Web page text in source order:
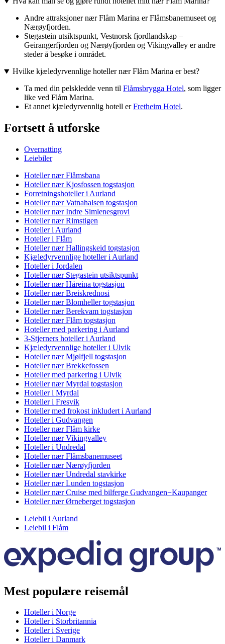
Andre attraksjoner nær Flåm Marina er Flåmsbanemuseet og
Nærøyfjorden.
Stegastein utsiktspunkt, Vestnorsk fjordlandskap –
Geirangerfjorden og Nærøyfjorden og Vikingvalley er andre
steder å besøke i området.
Hvilke kjæledyrvennlige hoteller nær Flåm Marina er best?
Ta med din pelskledde venn til Flåmsbrygga Hotel, som ligger
like ved Flåm Marina.
Et annet kjæledyrvennlig hotell erFretheim Hotel.
Fortsett å utforske
Overnatting
Leiebiler
Hoteller nær Flåmsbana
Hoteller nær Kjosfossen togstasjon
Forretningshoteller i Aurland
Hoteller nær Vatnahalsen togstasjon
Hoteller nær Indre Simlenesgrovi
Hoteller nær Rimstigen
Hoteller i Aurland
Hoteller i Flåm
Hoteller nær Hallingskeid togstasjon
Kjæledyrvennlige hoteller i Aurland
Hoteller i Jordalen
Hoteller nær Stegastein utsiktspunkt
Hoteller nær Håreina togstasjon
Hoteller nær Breiskrednosi
Hoteller nær Blomheller togstasjon
Hoteller nær Berekvam togstasjon
Hoteller nær Flåm togstasjon
Hoteller med parkering i Aurland
3-Stjerners hoteller i Aurland
Kjæledyrvennlige hoteller i Ulvik
Hoteller nær Mjølfjell togstasjon
Hoteller nær Brekkefossen
Hoteller med parkering i Ulvik
Hoteller nær Myrdal togstasjon
Hoteller i Myrdal
Hoteller i Fresvik
Hoteller med frokost inkludert i Aurland
Hoteller i Gudvangen
Hoteller nær Flåm kirke
Hoteller nær Vikingvalley
Hoteller i Undredal
Hoteller nær Flåmsbanemuseet
Hoteller nær Nærøyfjorden
Hoteller nær Undredal stavkirke
Hoteller nær Lunden togstasjon
Hoteller nær Cruise med bilferge Gudvangen−Kaupanger
Hoteller nær Ørneberget togstasjon
Leiebil i Aurland
Leiebil i Flåm
Mest populære reisemål
Hoteller i Norge
Hoteller i Storbritannia
Hoteller i Sverige
Hoteller i Danmark